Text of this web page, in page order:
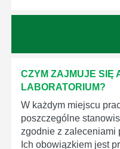
CZYM ZAJMUJE SIĘ
LABORATORIUM?
W każdym miejscu
poszczególne
zgodnie z zaleceniami
Ich obowiązkiem jest